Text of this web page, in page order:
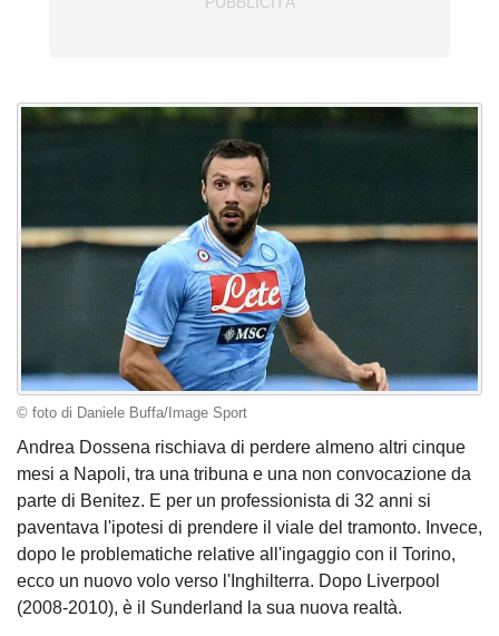
© foto di Daniele Buffa/Image Sport
Andrea Dossena rischiava di perdere almeno altri cinque
mesi a Napoli, tra una tribuna e una non convocazione da
parte di Benitez. E per un professionista di 32 anni si
paventava l'ipotesi di prendere il viale del tramonto. Invece,
dopo le problematiche relative all'ingaggio con il Torino,
ecco un nuovo volo verso l'Inghilterra. Dopo Liverpool
(2008-2010), è il Sunderland la sua nuova realtà.